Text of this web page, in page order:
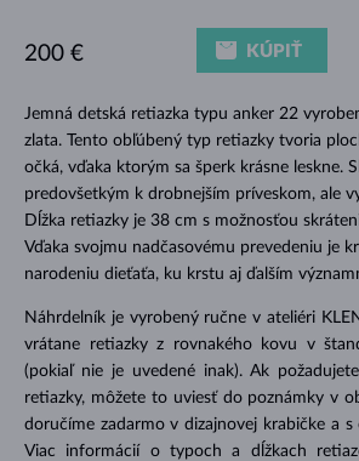
Jemná detská retiazka typu anker 22
zlata. Tento obľúbený typ retiazky tvoria
očká, vďaka ktorým sa šperk krásne leskne.
predovšetkým k drobnejším príveskom, ale
Dĺžka retiazky je 38 cm s možnosťou
Vďaka svojmu nadčasovému prevedeniu je
narodeniu dieťaťa, ku krstu aj ďalším
Náhrdelník je vyrobený ručne v ateliéri
vrátane retiazky z rovnakého kovu v
(pokiaľ nie je uvedené inak). Ak
retiazky, môžete to uviesť do poznámky v
doručíme zadarmo v dizajnovej krabičke a
Viac informácií o typoch a dĺžkach
200 € KÚPIŤ